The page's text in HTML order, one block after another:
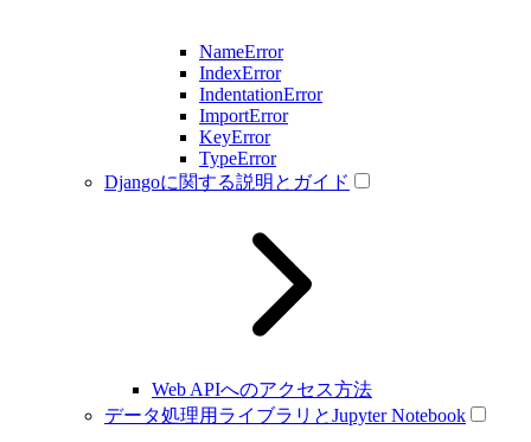
NameError
IndexError
IndentationError
ImportError
KeyError
TypeError
Djangoに関する説明とガイド
Web APIへのアクセス方法
データ処理用ライブラリとJupyter Notebook